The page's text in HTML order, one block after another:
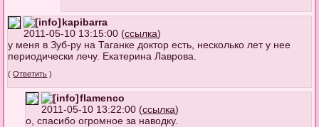
kapibarra
2011-05-10 13:15:00 (ссылка)
у меня в Зуб-ру на Таганке доктор есть, несколько лет у нее
периодически лечу. Екатерина Лаврова.
(Ответить )
flamenco
2011-05-10 13:22:00 (ссылка)
о, спасибо огромное за наводку.